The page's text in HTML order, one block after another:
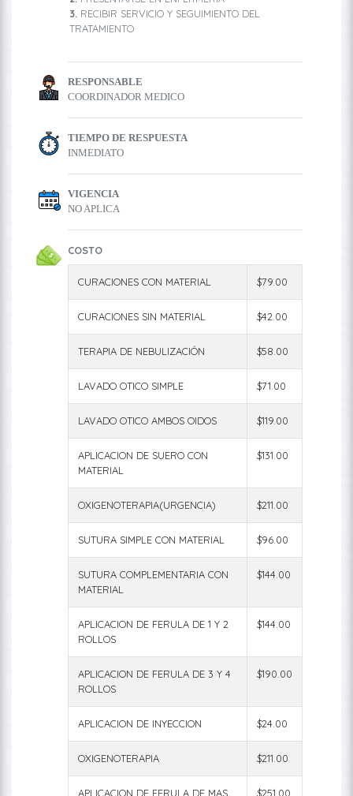
RECIBIR SERVICIO Y SEGUIMIENTO DEL
TRATAMIENTO
RESPONSABLE
COORDINADOR MEDICO
TIEMPO DE RESPUESTA
INMEDIATO
VIGENCIA
NO APLICA
COSTO
CURACIONES CON MATERIAL $79.00
CURACIONES SIN MATERIAL $42.00
TERAPIA DE NEBULIZACIÓN $58.00
LAVADO OTICO SIMPLE $71.00
LAVADO OTICO AMBOS OIDOS $119.00
APLICACION DE SUERO CON
MATERIAL
$131.00
OXIGENOTERAPIA(URGENCIA) $211.00
SUTURA SIMPLE CON MATERIAL $96.00
SUTURA COMPLEMENTARIA CON
MATERIAL
$144.00
APLICACION DE FERULA DE 1 Y 2
ROLLOS
$144.00
APLICACION DE FERULA DE 3 Y 4
ROLLOS
$190.00
APLICACION DE INYECCION $24.00
OXIGENOTERAPIA $211.00
APLICACION DE FERULA DE MAS $251.00